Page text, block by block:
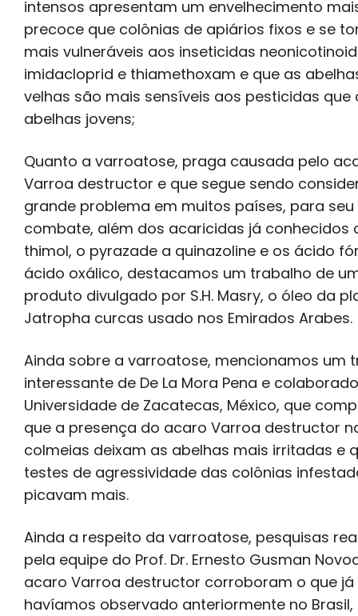
intensos apresentam um envelhecimento
precoce que colônias de apiários fixos e se
mais vulneráveis aos inseticidas
imidacloprid e thiamethoxam e que as
velhas são mais sensíveis aos pesticidas que
abelhas jovens;
Quanto a varroatose, praga causada pelo
Varroa destructor e que segue sendo
grande problema em muitos países, para seu
combate, além dos acaricidas já conhecidos
thimol, o pyrazade a quinazoline e os ácido
ácido oxálico, destacamos um trabalho de
produto divulgado por S.H. Masry, o óleo da
Jatropha curcas usado nos Emirados Arabes.
Ainda sobre a varroatose, mencionamos um
interessante de De La Mora Pena e
Universidade de Zacatecas, México, que
que a presença do acaro Varroa destructor
colmeias deixam as abelhas mais irritadas e
testes de agressividade das colônias
picavam mais.
Ainda a respeito da varroatose, pesquisas
pela equipe do Prof. Dr. Ernesto Gusman
acaro Varroa destructor corroboram o que já
havíamos observado anteriormente no Brasil,